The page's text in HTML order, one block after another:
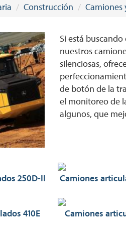
Construcción
Si está
nuestros
silenciosas,
de botón de la
el monitoreo de
algunos, que
250D-II Camiones
410E Camiones